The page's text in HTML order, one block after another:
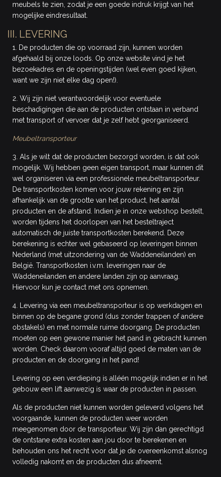
meubels te zien, zodat je een goede indruk krijgt van het
mogelijke eindresultaat.
III. LEVERING
1. De producten die op voorraad zijn, kunnen worden
afgehaald bij onze loods. Op onze website vind je het
bezoekadres en de openingstijden (wel even goed kijken,
want we zijn niet elke dag open!).
2. Wij zijn niet verantwoordelijk voor eventuele
beschadigingen die aan de producten ontstaan in verband
met transport of vervoer dat je zelf hebt georganiseerd.
Meubeltransporteur
3. Als je wilt dat de producten bezorgd worden, is dat ook
mogelijk. Wij hebben geen eigen transport, maar kunnen dit
wel organiseren via een professionele meubeltransporteur.
De transportkosten komen voor jouw rekening en zijn
afhankelijk van de grootte van het product, het aantal
producten en de afstand. Indien je in onze webshop bestelt,
worden tijdens het doorlopen van het besteltraject
automatisch de juiste transportkosten berekend. Deze
berekening is echter wel gebaseerd op leveringen binnen
Nederland (met uitzondering van de Waddeneilanden) en
België. Transportkosten i.v.m. leveringen naar de
Waddeneilanden en andere landen zijn op aanvraag.
Hiervoor kun je contact met ons opnemen.
4. Levering via een meubeltransporteur is op werkdagen en
binnen op de begane grond (dus zonder trappen of andere
obstakels) en met normale ruime doorgang. De producten
moeten op een gewone manier het pand in gebracht kunnen
worden. Check daarom vooraf altijd goed de maten van de
producten en de doorgang in het pand!
Levering op een verdieping is alléén mogelijk indien er in het
gebouw een lift aanwezig is waar de producten in passen.
Als de producten niet kunnen worden geleverd volgens het
voorgaande, kunnen de producten weer worden
meegenomen door de transporteur. Wij zijn dan gerechtigd
de ontstane extra kosten aan jou door te berekenen en
behouden ons het recht voor dat je de overeenkomst alsnog
volledig nakomt en de producten dus afneemt.